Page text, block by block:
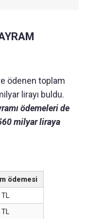
ödenen toplam
lirayı buldu.
ödemeleri de
milyar liraya
ödemesi